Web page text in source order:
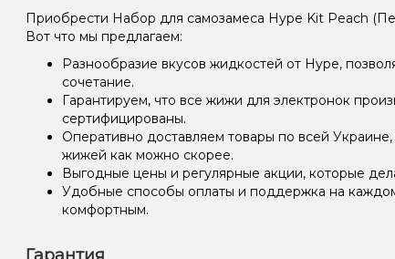
Приобрести Набор для самозамеса Hype Kit Peach
Вот что мы предлагаем:
Разнообразие вкусов жидкостей от Hype,
сочетание.
Гарантируем, что все жижи для электронок
сертифицированы.
Оперативно доставляем товары по всей
жижей как можно скорее.
Выгодные цены и регулярные акции, которые
Удобные способы оплаты и поддержка на
комфортным.